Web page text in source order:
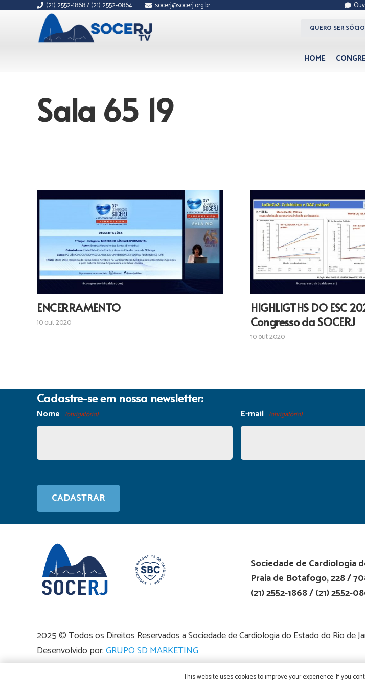
(21) 2552-1868 / (21) 2552-0864 socerj@socerj.org.br
QUERO SER SÓCIO
HOME
Sala 65 19
ENCERRAMENTO
10 out 2020
HIGHLIGTHS DO ESC
Congresso da SOCERJ
10 out 2020
Cadastre-se em nossa newsletter:
Nome (obrigatório) E-mail (obrigatório)
Sociedade de Cardiologia
Praia de Botafogo, 228 /
(21) 2552-1868 / (21) 2552-
2025 © Todos os Direitos Reservados a Sociedade de Cardiologia do Estado do Rio de
Desenvolvido por:GRUPO SD MARKETING
This website uses cookies to improve your experience. If you